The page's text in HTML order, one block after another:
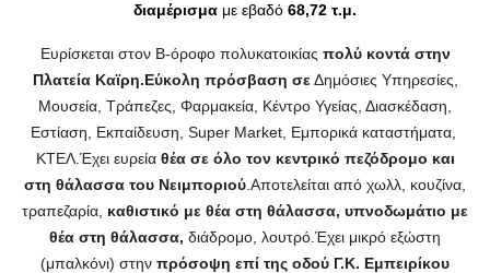
διαμέρισμα με εβαδό 68,72 τ.μ.
Ευρίσκεται στον Β-όροφο πολυκατοικίας πολύ κοντά στην
Πλατεία Καϊρη.Εύκολη πρόσβαση σεΔημόσιες Υπηρεσίες,
Μουσεία, Τράπεζες, Φαρμακεία, Κέντρο Υγείας, Διασκέδαση,
Εστίαση, Εκπαίδευση, Super Market, Εμπορικά καταστήματα,
ΚΤΕΛ.Έχει ευρεία θέα σε όλο τον κεντρικό πεζόδρομο και
στη θάλασσα του Νειμποριού .Αποτελείται από χωλλ, κουζίνα,
τραπεζαρία, καθιστικό με θέα στη θάλασσα, υπνοδωμάτιο με
θέα στη θάλασσα, διάδρομο, λουτρό.Έχει μικρό εξώστη
(μπαλκόνι) στην πρόσοψη επί της οδού Γ.Κ. Εμπειρίκου